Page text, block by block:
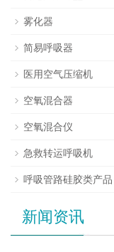
雾化器
简易呼吸器
医用空气压缩机
空氧混合器
空氧混合仪
急救转运呼吸机
呼吸管路硅胶类产品
新闻资讯